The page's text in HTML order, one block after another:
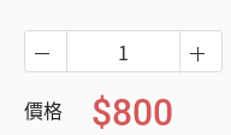
價格 $800